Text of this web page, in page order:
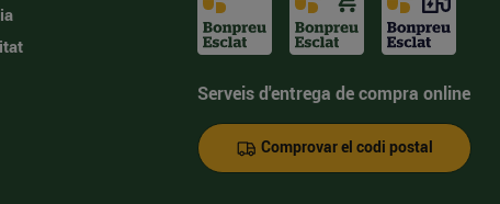
Serveis d'entrega de compra online
Comprovar el codi postal